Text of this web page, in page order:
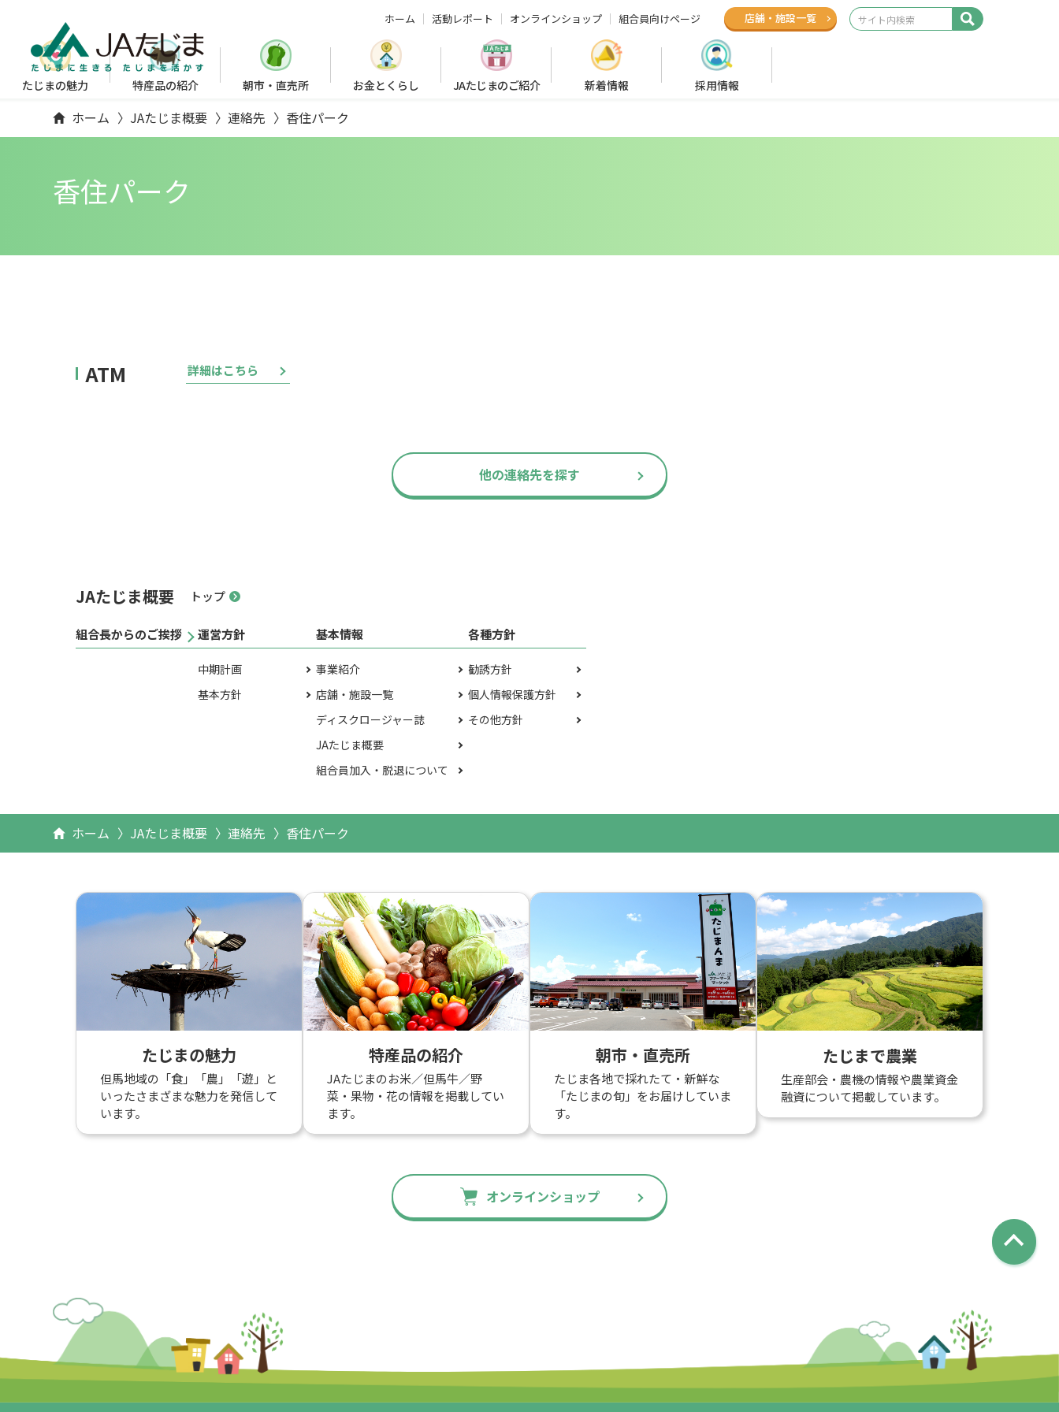
ホーム 活動レポート オンラインショップ 組合員向けページ 店舗 ・ 施設一覧
たじまの魅力 特産品の紹介 朝市・直売所 お金とくらし JAたじまのご紹介 新着情報 採用情報
ホーム JAたじま概要 連絡先 香住パーク
香住パーク
ATM 詳細はこちら
他の連絡先を探す
JAたじま概要 トップ
組合長からのご挨拶 運営方針
中期計画
基本方針
基本情報
事業紹介
店舗・施設一覧
ディスクロージャー誌
JAたじま概要
組合員加入・脱退について
各種方針
勧誘方針
個人情報保護方針
その他方針
ホーム JAたじま概要 連絡先 香住パーク
たじまの魅力
但馬地域の「食」「農」「遊」と
いったさまざまな魅力を発信して
います。
特産品の紹介
JAたじまのお米／但馬牛／野
菜・果物・花の情報を掲載してい
ます。
朝市・直売所
たじま各地で採れたて・新鮮な
「たじまの旬」をお届けしていま
す。
たじまで農業
生産部会・農機の情報や農業資金
融資について掲載しています。
オンラインショップ